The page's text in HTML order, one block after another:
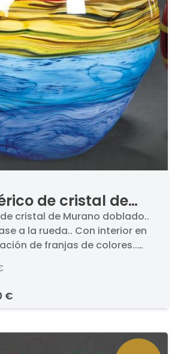
de cristal de
cristal de Murano doblado..
a la rueda.. Con interior en
de franjas de colores..
€